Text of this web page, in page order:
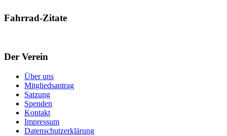
Fahrrad-Zitate
Der Verein
Über uns
Mitgliedsantrag
Satzung
Spenden
Kontakt
Impressum
Datenschutzerklärung